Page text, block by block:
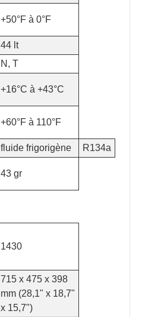
+50°F à 0°F
44 lt
N, T
+16°C à +43°C
+60°F à 110°F
fluide frigorigène
R134a
43 gr
1430
715 x 475 x 398
mm (28,1" x 18,7"
x 15,7")